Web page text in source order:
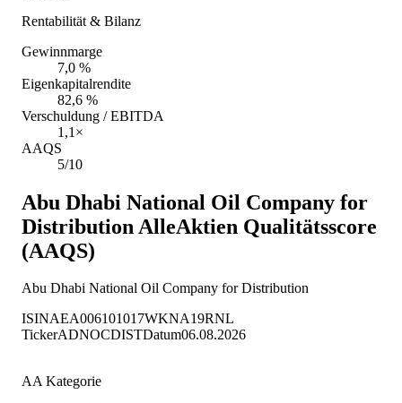
Rentabilität & Bilanz
Gewinnmarge
7,0 %
Eigenkapitalrendite
82,6 %
Verschuldung / EBITDA
1,1×
AAQS
5/10
Abu Dhabi National Oil Company for
Distribution AlleAktien Qualitätsscore
(AAQS)
Abu Dhabi National Oil Company for Distribution
ISINAEA006101017WKNA19RNL
TickerADNOCDISTDatum06.08.2026
AA Kategorie